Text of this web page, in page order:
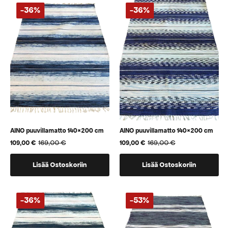
-36%
AINO puuvillamatto 140×200 cm
169,00€
Alkuperäinen
hinta
169,00 €.
109,00€
Nykyinen
hinta
109,00 €.Lisää Ostoskoriin
-36%
AINO puuvillamatto 140×200 cm
169,00€
Alkuperäinen
hinta
169,00 €.
109,00€
Nykyinen
hinta
109,00 €.Lisää Ostoskoriin
-36% -53%